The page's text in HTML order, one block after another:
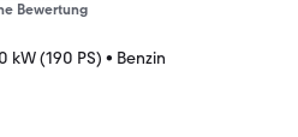
Bewertung
kW (190 PS) • Benzin